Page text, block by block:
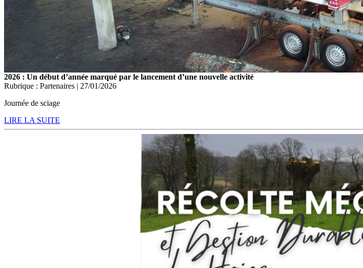
2026 : Un début d’année marqué par le lancement d’une nouvelle activité
Rubrique : Partenaires | 27/01/2026
Journée de sciage
LIRE LA SUITE